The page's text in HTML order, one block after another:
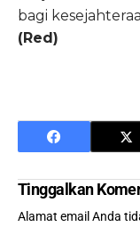
bagi
(Red)
Tinggalkan
Alamat email Anda